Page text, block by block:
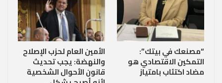
“مصنعك في بيتك”:
التمكين الاقتصادي هو
مضاد اكتئاب بامتياز
الأمين العام لحزب الإصلاح
والنهضة: يجب تحديث
قانون الأحوال الشخصية